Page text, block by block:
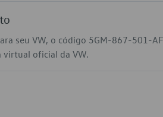
seu VW, o código 5GM-867-501-
virtual oficial da VW.